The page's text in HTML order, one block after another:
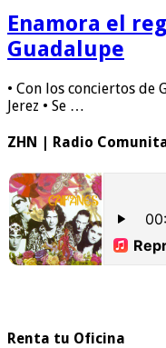
Enamora el
Guadalupe
• Con los conciertos de
Jerez • Se …
ZHN | Radio
Renta tu Oficina